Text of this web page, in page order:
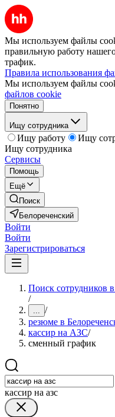
Мы используем файлы
правильную работу
трафик.
Правила использования
Мы используем файлы
файлов cookie
Понятно
Ищу сотрудника
Ищу работу
Ищу
Ищу сотрудника
Сервисы
Помощь
Ещё
Поиск
Белореченский
Войти
Войти
Зарегистрироваться
Поиск сотрудников
/
... /
резюме в
кассир на АЗС/
сменный график
кассир на азс